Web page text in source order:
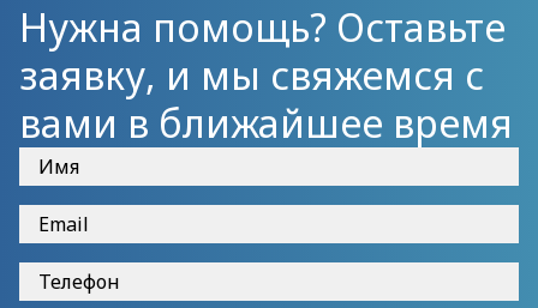
Нужна помощь? Оставьте
заявку, и мы свяжемся с
вами в ближайшее время